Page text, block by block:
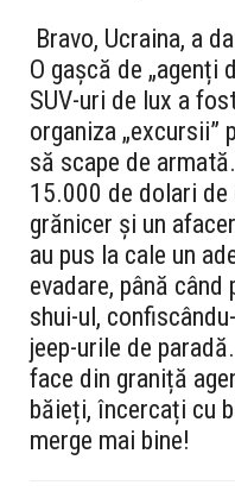
Bravo, Ucraina, a
O gașcă de „agenți
SUV-uri de lux a
organiza „excursii”
să scape de
15.000 de dolari
grănicer și un
au pus la cale un
evadare, până
shui-ul,
jeep-urile de
face din graniță
băieți, încercați cu
merge mai bine!